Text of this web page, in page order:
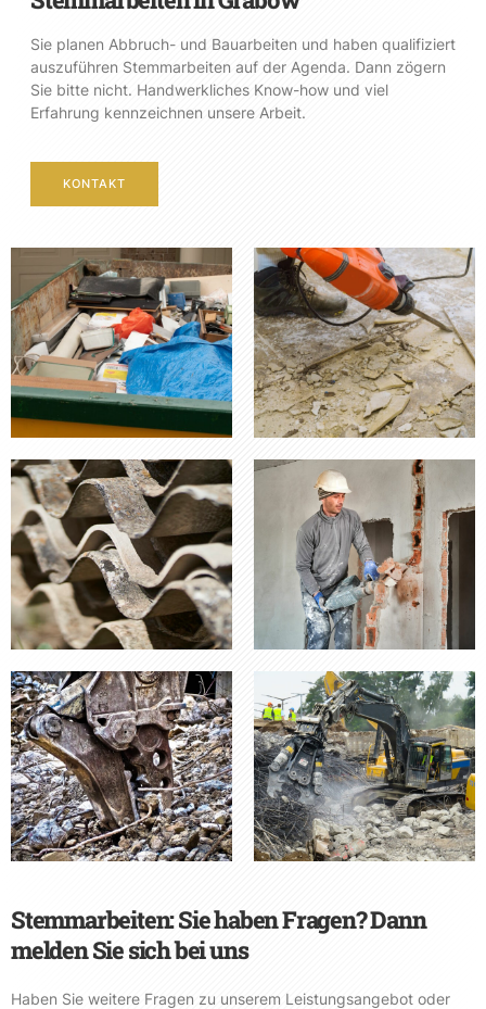
Stemmarbeiten: Sie haben Fragen? Dann
melden Sie sich bei uns
Haben Sie weitere Fragen zu unserem Leistungsangebot oder
Sie planen Abbruch- und Bauarbeiten und haben qualifiziert
auszuführen Stemmarbeiten auf der Agenda. Dann zögern
Sie bitte nicht. Handwerkliches Know-how und viel
Erfahrung kennzeichnen unsere Arbeit.
KONTAKT